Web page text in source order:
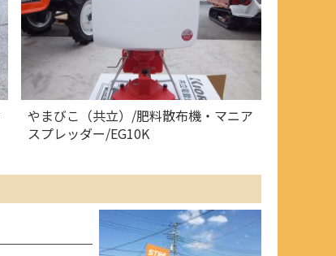
やまびこ（共立）/肥料散布機・マニア
スプレッダー/EG10K